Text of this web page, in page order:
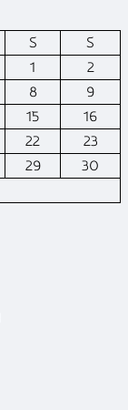
S
S
1
2
8
9
15
16
22
23
29
30